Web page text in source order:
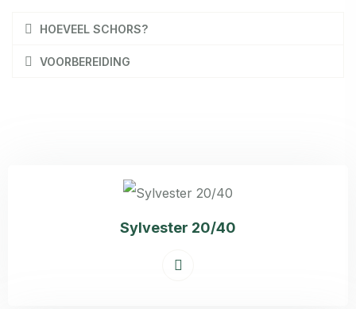
HOEVEEL SCHORS?
VOORBEREIDING
Sylvester 20/40